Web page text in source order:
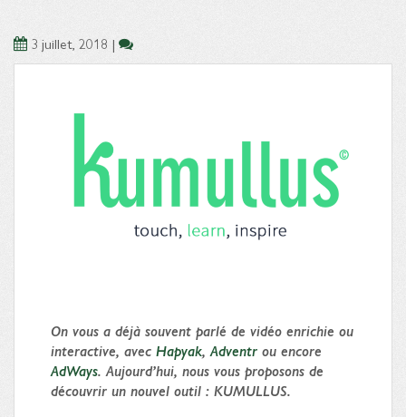
3 juillet, 2018 |
On vous a déjà souvent parlé de vidéo enrichie ou
interactive, avec Hapyak,Adventr ou encore
AdWays. Aujourd’hui, nous vous proposons de
découvrir un nouvel outil : KUMULLUS.